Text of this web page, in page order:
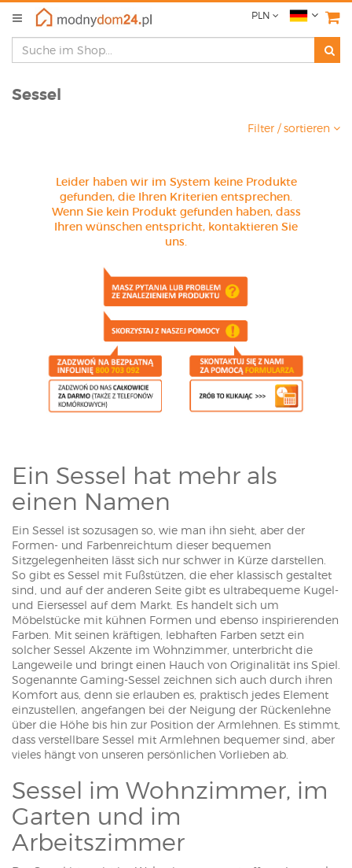
PLN
Sessel
Filter / sortieren
Leider haben wir im System keine Produkte
gefunden, die Ihren Kriterien entsprechen.
Wenn Sie kein Produkt gefunden haben, dass
Ihren wünschen entspricht, kontaktieren Sie
uns.
Ein Sessel hat mehr als
einen Namen
Ein Sessel ist sozusagen so, wie man ihn sieht, aber der
Formen- und Farbenreichtum dieser bequemen
Sitzgelegenheiten lässt sich nur schwer in Kürze darstellen.
So gibt es Sessel mit Fußstützen, die eher klassisch gestaltet
sind, und auf der anderen Seite gibt es ultrabequeme Kugel-
und Eiersessel auf dem Markt. Es handelt sich um
Möbelstücke mit kühnen Formen und ebenso inspirierenden
Farben. Mit seinen kräftigen, lebhaften Farben setzt ein
solcher Sessel Akzente im Wohnzimmer, unterbricht die
Langeweile und bringt einen Hauch von Originalität ins Spiel.
Sogenannte Gaming-Sessel zeichnen sich auch durch ihren
Komfort aus, denn sie erlauben es, praktisch jedes Element
einzustellen, angefangen bei der Neigung der Rückenlehne
über die Höhe bis hin zur Position der Armlehnen. Es stimmt,
dass verstellbare Sessel mit Armlehnen bequemer sind, aber
vieles hängt von unseren persönlichen Vorlieben ab.
Sessel im Wohnzimmer, im
Garten und im
Arbeitszimmer